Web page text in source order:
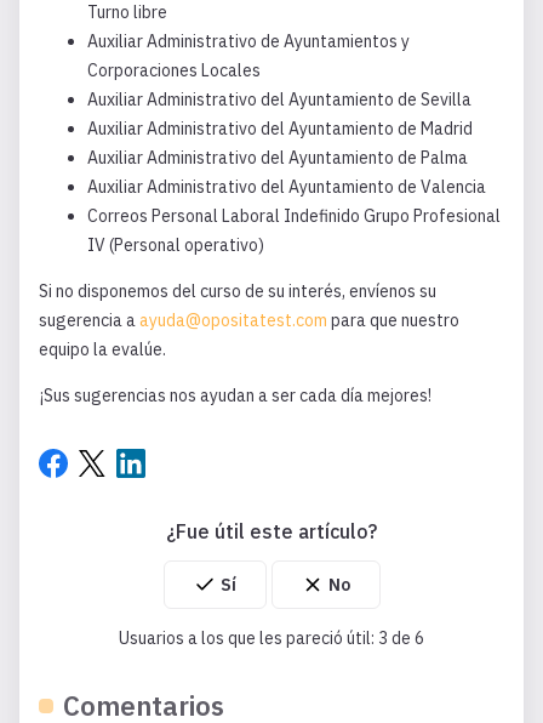
Turno libre
Auxiliar Administrativo de Ayuntamientos y
Corporaciones Locales
Auxiliar Administrativo del Ayuntamiento de Sevilla
Auxiliar Administrativo del Ayuntamiento de Madrid
Auxiliar Administrativo del Ayuntamiento de Palma
Auxiliar Administrativo del Ayuntamiento de Valencia
Correos Personal Laboral Indefinido Grupo Profesional
IV (Personal operativo)
Si no disponemos del curso de su interés, envíenos su
sugerencia aayuda@opositatest.com para que nuestro
equipo la evalúe.
¡Sus sugerencias nos ayudan a ser cada día mejores!
¿Fue útil este artículo?
Usuarios a los que les pareció útil: 3 de 6
Comentarios